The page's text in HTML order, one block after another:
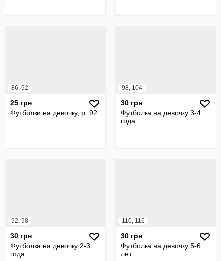
86, 92
25 грн
Футболки на девочку, р. 92
98, 104
30 грн
Футболка на девочку 3-4
года
92, 98
30 грн
Футболка на девочку 2-3
года
110, 116
30 грн
Футболка на девочку 5-6
лет